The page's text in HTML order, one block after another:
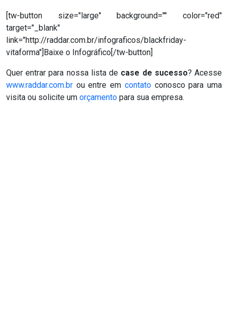
[tw-button size="large" background="" color="red"
target="_blank"
link="http://raddar.com.br/infograficos/blackfriday-
vitaforma"]Baixe o Infográfico[/tw-button]
Quer entrar para nossa lista de case de sucesso? Acesse
www.raddar.com.br ou entre em contatoconosco para uma
visita ou solicite um orçamento para sua empresa.